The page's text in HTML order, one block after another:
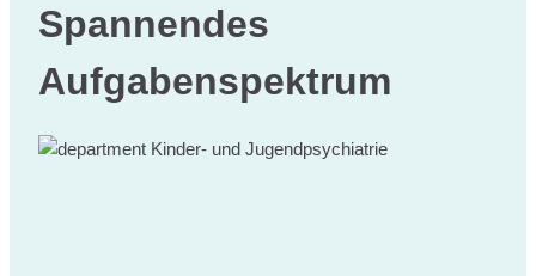
Spannendes
Aufgabenspektrum
Kinder- und Jugendpsychiatrie